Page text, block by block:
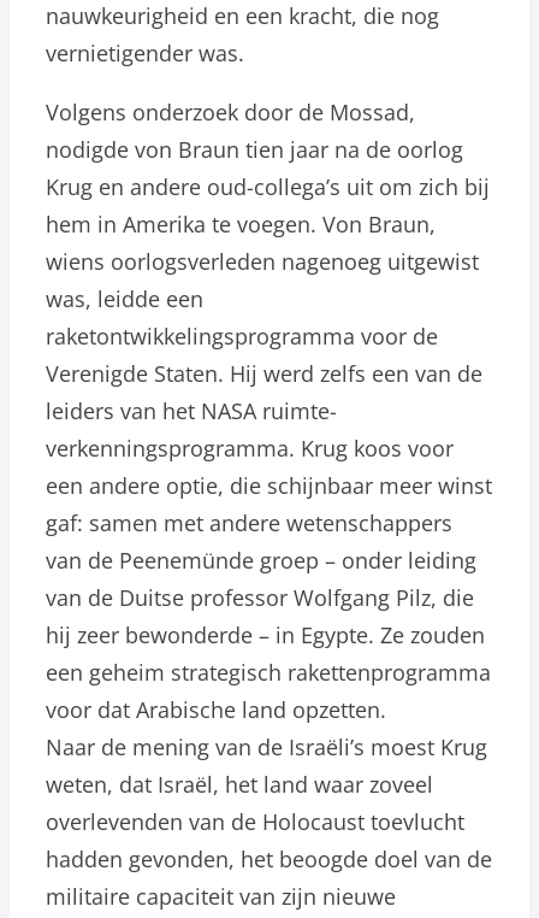
nauwkeurigheid en een kracht, die nog
vernietigender was.
Volgens onderzoek door de Mossad,
nodigde von Braun tien jaar na de oorlog
Krug en andere oud-collega’s uit om zich bij
hem in Amerika te voegen. Von Braun,
wiens oorlogsverleden nagenoeg uitgewist
was, leidde een
raketontwikkelingsprogramma voor de
Verenigde Staten. Hij werd zelfs een van de
leiders van het NASA ruimte-
verkenningsprogramma. Krug koos voor
een andere optie, die schijnbaar meer winst
gaf: samen met andere wetenschappers
van de Peenemünde groep – onder leiding
van de Duitse professor Wolfgang Pilz, die
hij zeer bewonderde – in Egypte. Ze zouden
een geheim strategisch rakettenprogramma
voor dat Arabische land opzetten.
Naar de mening van de Israëli’s moest Krug
weten, dat Israël, het land waar zoveel
overlevenden van de Holocaust toevlucht
hadden gevonden, het beoogde doel van de
militaire capaciteit van zijn nieuwe